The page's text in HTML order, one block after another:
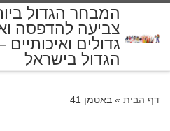
המבחר הגדול
צביעה להדפסה
גדולים
הגדול בישראל
דף הבית » באטמן 41